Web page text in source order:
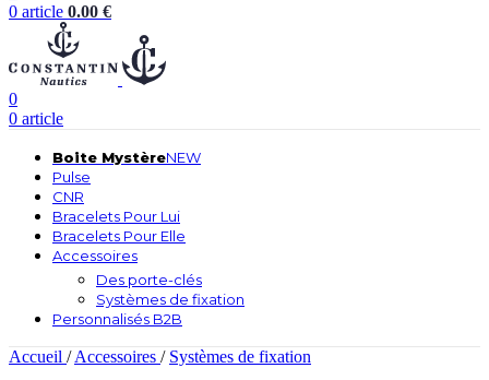
0 article 0.00 €
0
0 article
Boite MystèreNEW
Pulse
CNR
Bracelets Pour Lui
Bracelets Pour Elle
Accessoires
Des porte-clés
Systèmes de fixation
Personnalisés B2B
Accueil / Accessoires / Systèmes de fixation